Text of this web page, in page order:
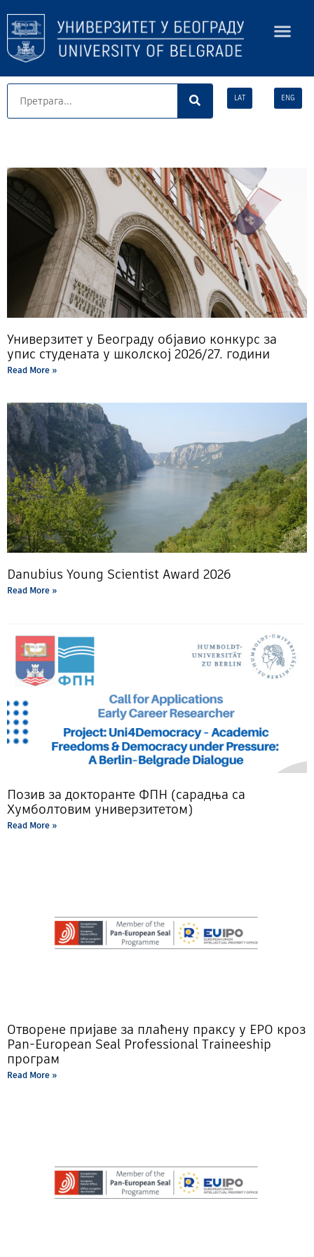
LAT ENG
Универзитет у Београду објавио конкурс за
упис студената у школској 2026/27. години
Read More »
Danubius Young Scientist Award 2026
Read More »
Позив за докторанте ФПН (сарадња са
Хумболтовим универзитетом)
Read More »
Отворене пријаве за плаћену праксу у EPO кроз
Pan-European Seal Professional Traineeship
програм
Read More »